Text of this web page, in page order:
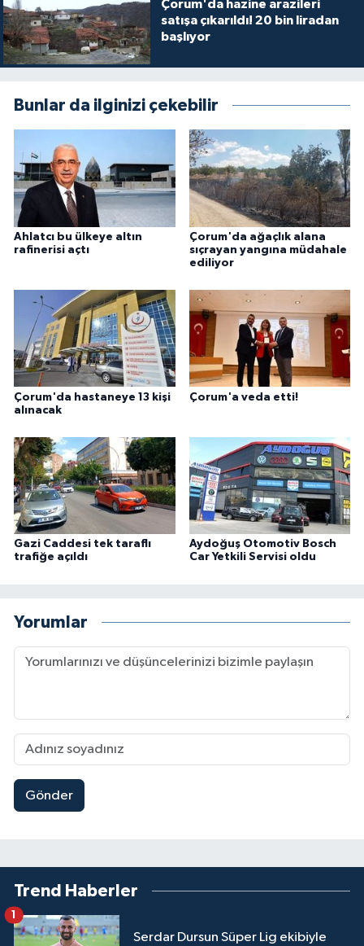
Çorum'da hazine arazileri
satışa çıkarıldı! 20 bin liradan
başlıyor
Bunlar da ilginizi çekebilir
Ahlatcı bu ülkeye altın
rafinerisi açtı
Çorum'da ağaçlık alana
sıçrayan yangına müdahale
ediliyor
Çorum'da hastaneye 13 kişi
alınacak
Çorum'a veda etti!
Gazi Caddesi tek taraflı
trafiğe açıldı
Aydoğuş Otomotiv Bosch
Car Yetkili Servisi oldu
Yorumlar
Gönder
Trend Haberler
Serdar Dursun Süper Lig ekibiyle
1